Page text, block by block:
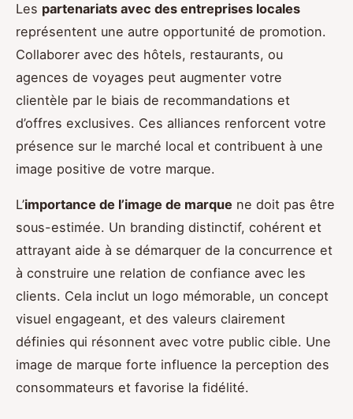
Les partenariats avec des entreprises locales
représentent une autre opportunité de promotion.
Collaborer avec des hôtels, restaurants, ou
agences de voyages peut augmenter votre
clientèle par le biais de recommandations et
d’offres exclusives. Ces alliances renforcent votre
présence sur le marché local et contribuent à une
image positive de votre marque.
L’importance de l’image de marque ne doit pas être
sous-estimée. Un branding distinctif, cohérent et
attrayant aide à se démarquer de la concurrence et
à construire une relation de confiance avec les
clients. Cela inclut un logo mémorable, un concept
visuel engageant, et des valeurs clairement
définies qui résonnent avec votre public cible. Une
image de marque forte influence la perception des
consommateurs et favorise la fidélité.